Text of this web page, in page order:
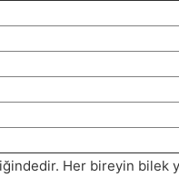
Her bireyin bilek